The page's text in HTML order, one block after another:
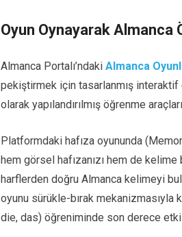
Oyun Oynayarak Almanca
Almanca Portalı’ndaki Almanca
pekiştirmek için tasarlanmış
olarak yapılandırılmış öğrenme
Platformdaki hafıza oyununda
hem görsel hafızanızı hem de kelime
harflerden doğru Almanca kelimeyi
oyunu sürükle-bırak
die, das) öğreniminde son derece